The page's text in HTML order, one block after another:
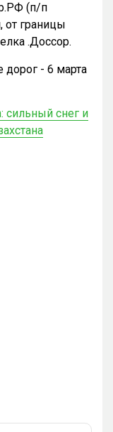
(п/п
от границы
.Доссор.
дорог - 6 марта
сильный снег и